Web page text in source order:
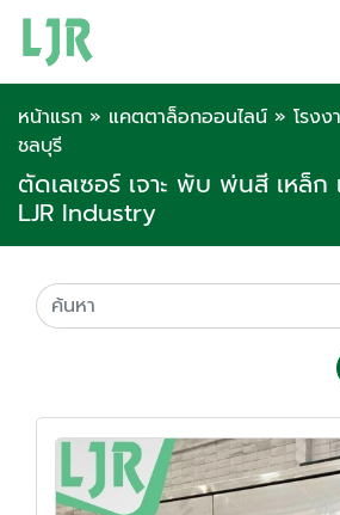
หน้าแรก » แคตตาล็อกออนไลน์ » โรง
ชลบุรี
ตัดเลเซอร์ เจาะ พับ พ่นสี เหล็
LJR lndustry